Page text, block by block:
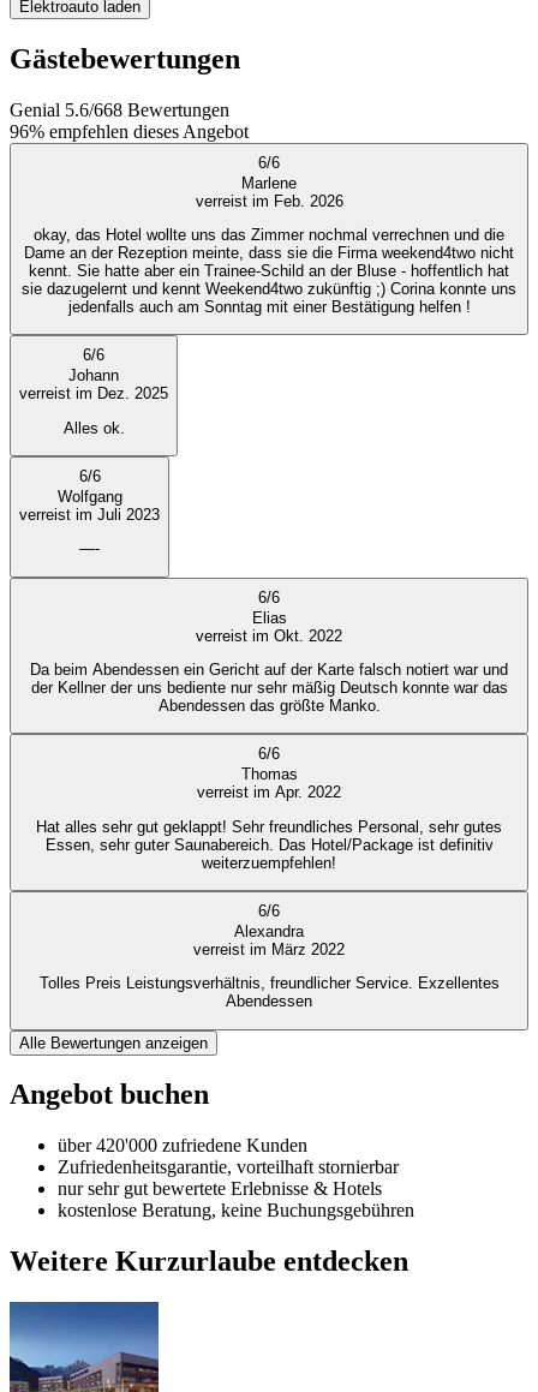
Elektroauto laden
Gästebewertungen
Genial 5.6/668 Bewertungen
96% empfehlen dieses Angebot
6/6
Marlene
verreist im Feb. 2026
okay, das Hotel wollte uns das Zimmer nochmal verrechnen und die
Dame an der Rezeption meinte, dass sie die Firma weekend4two nicht
kennt. Sie hatte aber ein Trainee-Schild an der Bluse - hoffentlich hat
sie dazugelernt und kennt Weekend4two zukünftig ;) Corina konnte uns
jedenfalls auch am Sonntag mit einer Bestätigung helfen !
6/6
Johann
verreist im Dez. 2025
Alles ok.
6/6
Wolfgang
verreist im Juli 2023
—-
6/6
Elias
verreist im Okt. 2022
Da beim Abendessen ein Gericht auf der Karte falsch notiert war und
der Kellner der uns bediente nur sehr mäßig Deutsch konnte war das
Abendessen das größte Manko.
6/6
Thomas
verreist im Apr. 2022
Hat alles sehr gut geklappt! Sehr freundliches Personal, sehr gutes
Essen, sehr guter Saunabereich. Das Hotel/Package ist definitiv
weiterzuempfehlen!
6/6
Alexandra
verreist im März 2022
Tolles Preis Leistungsverhältnis, freundlicher Service. Exzellentes
Abendessen
Alle Bewertungen anzeigen
Angebot buchen
über 420'000 zufriedene Kunden
Zufriedenheitsgarantie, vorteilhaft stornierbar
nur sehr gut bewertete Erlebnisse & Hotels
kostenlose Beratung, keine Buchungsgebühren
Weitere Kurzurlaube entdecken